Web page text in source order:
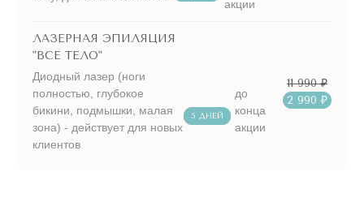
акции
ЛАЗЕРНАЯ ЭПИЛЯЦИЯ
"ВСЕ ТЕЛО"
Диодный лазер (ноги
полностью, глубокое
бикини, подмышки, малая
зона) - действует для новых
клиентов
5 ДНЕЙ
до
конца
акции
11 990 ₽
2 990 ₽